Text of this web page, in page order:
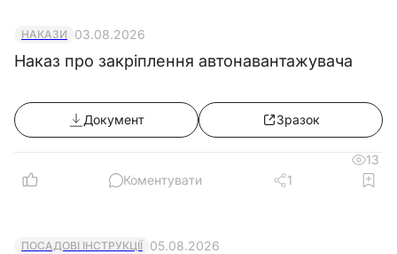
НАКАЗИ 03.08.2026
Наказ про закріплення автонавантажувача
Документ Зразок
13
Коментувати
1
ПОСАДОВІ ІНСТРУКЦІЇ 05.08.2026